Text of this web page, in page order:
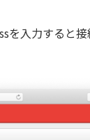
入力すると接